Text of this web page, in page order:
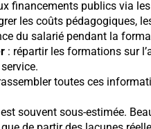
financements publics via les
les coûts pédagogiques,
du salarié pendant la
: répartir les formations sur
toutes ces
souvent sous-estimée.